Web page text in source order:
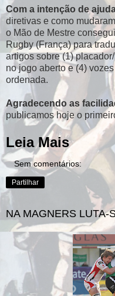
Com a intenção de
diretivas e como
o Mão de Mestre
Rugby (França) para
artigos sobre (1)
no jogo aberto e (4)
ordenada.
Agradecendo as
publicamos hoje o
Leia Mais
Sem comentários:
Partilhar
NA MAGNERS LUTA-